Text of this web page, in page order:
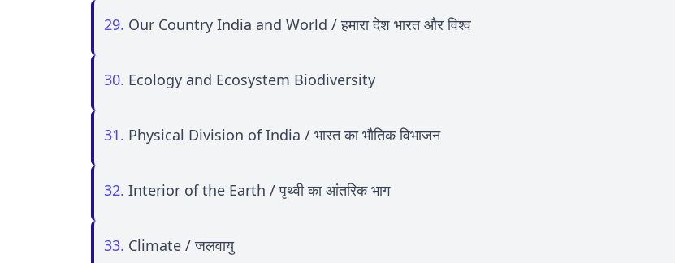
29. Our Country India and World / हमारा देश भारत और विश्व
30. Ecology and Ecosystem Biodiversity
31. Physical Division of India / भारत का भौतिक विभाजन
32. Interior of the Earth / पृथ्वी का आंतरिक भाग
33. Climate / जलवायु